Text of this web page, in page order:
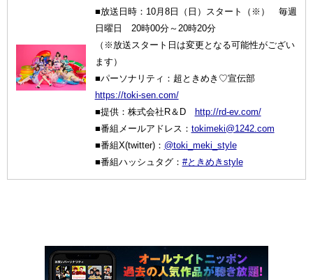
■放送日時：10月8日（日）スタート（※） 毎週
日曜日 20時00分～20時20分
（※放送スタート日は変更となる可能性がござい
ます）
■パーソナリティ：超ときめき♡宣伝部
https://toki-sen.com/
■提供：株式会社R＆D
http://rd-ev.com/
■番組メールアドレス： tokimeki@1242.com
■番組X(twitter)： @toki_meki_style
■番組ハッシュタグ： #ときめきstyle